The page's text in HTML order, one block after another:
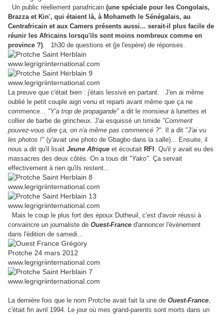
Un public réellement panafricain (une spéciale pour les Congolais,
Brazza et Kin', qui étaient là, à Mohameth le Sénégalais, au
Centrafricain et aux Camers présents aussi... serait-il plus facile de
réunir les Africains lorsqu'ils sont moins nombreux comme en
province ?). 1h30 de questions et (je l'espère) de réponses.
La preuve que c'était bien : j'étais lessivé en partant. J'en ai même
oublié le petit couple aigri venu et reparti avant même que ça ne
commence... "Y'a trop de propagande" a dit le monsieur à lunettes et
collier de barbe de grincheux. J'ai esquissé un timide "Comment
pouvez-vous dire ça, on n'a même pas commencé ?". Il a dit "J'ai vu
les photos !" (y'avait une photo de Gbagbo dans la salle)... Ensuite, il
nous a dit qu'il lisait Jeune Afrique et écoutait RFI . Qu'il y avait eu des
massacres des deux côtés. On a tous dit "Yako". Ça servait
effectivement à rien qu'ils restent...
Mais le coup le plus fort des époux Dutheuil, c'est d'avoir réussi à
convaincre un journaliste de Ouest-France d'annoncer l'évènement
dans l'édition de samedi...
La dernière fois que le nom Protche avait fait la une de Ouest-France,
c'était fin avril 1994. Le jour où mes grand-parents sont morts dans un